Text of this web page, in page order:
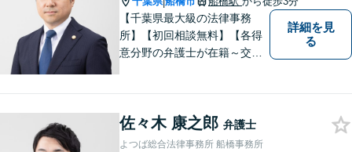
応可】
【千葉県最大級の法律事務
所】【初回相談無料】【各得
意分野の弁護士が在籍～交通
詳細を見
る
佐々木 康之郎 弁護士
よつば総合法律事務所 船橋事務所